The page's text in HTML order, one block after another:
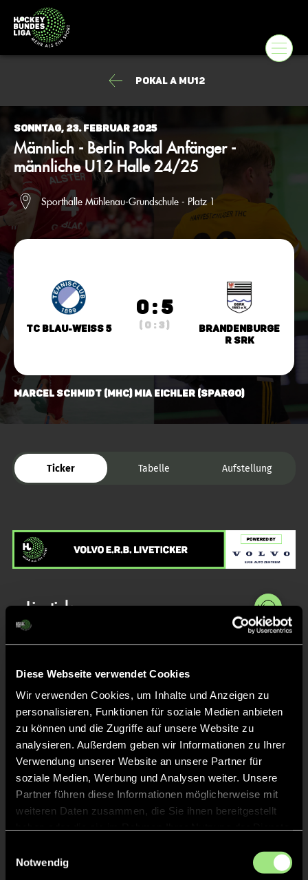
Diese Webseite verwendet Cookies
Wir verwenden Cookies, um Inhalte und Anzeigen zu
personalisieren, Funktionen für soziale Medien anbieten
zu können und die Zugriffe auf unsere Website zu
analysieren. Außerdem geben wir Informationen zu Ihrer
Verwendung unserer Website an unsere Partner für
soziale Medien, Werbung und Analysen weiter. Unsere
Partner führen diese Informationen möglicherweise mit
weiteren Daten zusammen, die Sie ihnen bereitgestellt
Notwendig
Pokal A mU12
Sonntag, 23. Februar 2025
Männlich - Berlin Pokal Anfänger -
männliche U12 Halle 24/25
Sporthalle Mühlenau-Grundschule - Platz 1
TC Blau-Weiss 5
0 : 5
( 0 : 3 )
Brandenburge
r SRK
Marcel Schmidt (MHC) Mia Eichler (Spargo)
Ticker Tabelle Aufstellung
Liveticker
24'
Abpfiff
Spiel beendet
14' TOR 0:5, FELDTOR
13' TOR 0:4, FELDTOR
3' TOR 0:3, FELDTOR
2'